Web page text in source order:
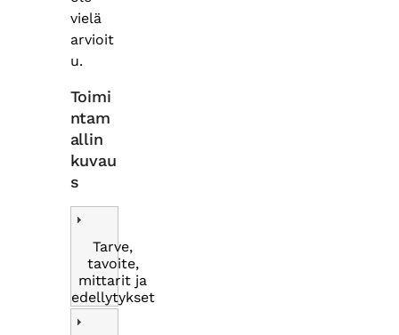
vielä
arvioit
u.
Toimi
ntam
allin
kuvau
s
Tarve,
tavoite,
mittarit ja
edellytykset